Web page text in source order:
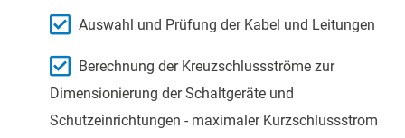
Auswahl und Prüfung der Kabel und Leitungen
Berechnung der Kreuzschlussströme zur
Dimensionierung der Schaltgeräte und
Schutzeinrichtungen - maximaler Kurzschlussstrom